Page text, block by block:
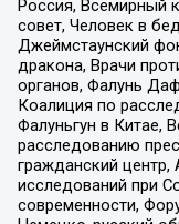
Россия, Всемирный
совет, Человек в
Джеймстаунский
дракона, Врачи
органов, Фалунь
Коалиция по
Фалуньгун в Китае,
расследованию
гражданский центр,
исследований при
современности,